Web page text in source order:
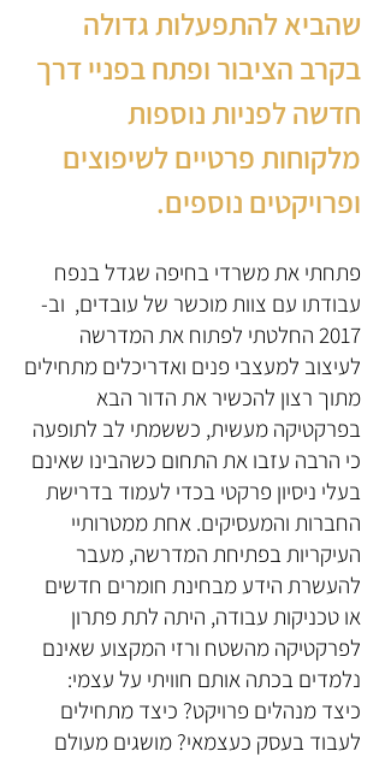
שהביא להתפעלות גדולה
בקרב הציבור ופתח בפניי דרך
חדשה לפניות נוספות
מלקוחות פרטיים לשיפוצים
ופרויקטים נוספים.
פתחתי את משרדי בחיפה שגדל בנפח
עבודתו עם צוות מוכשר של עובדים, וב-
2017 החלטתי לפתוח את המדרשה
לעיצוב למעצבי פנים ואדריכלים מתחילים
מתוך רצון להכשיר את הדור הבא
בפרקטיקה מעשית, כששמתי לב לתופעה
כי הרבה עזבו את התחום כשהבינו שאינם
בעלי ניסיון פרקטי בכדי לעמוד בדרישת
החברות והמעסיקים. אחת ממטרותיי
העיקריות בפתיחת המדרשה, מעבר
להעשרת הידע מבחינת חומרים חדשים
או טכניקות עבודה, היתה לתת פתרון
לפרקטיקה מהשטח ורזי המקצוע שאינם
נלמדים בכתה אותם חוויתי על עצמי:
כיצד מנהלים פרויקט? כיצד מתחילים
לעבוד בעסק כעצמאי? מושגים מעולם